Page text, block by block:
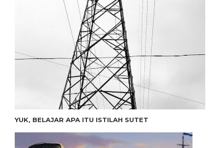
YUK, BELAJAR APA ITU ISTILAH SUTET